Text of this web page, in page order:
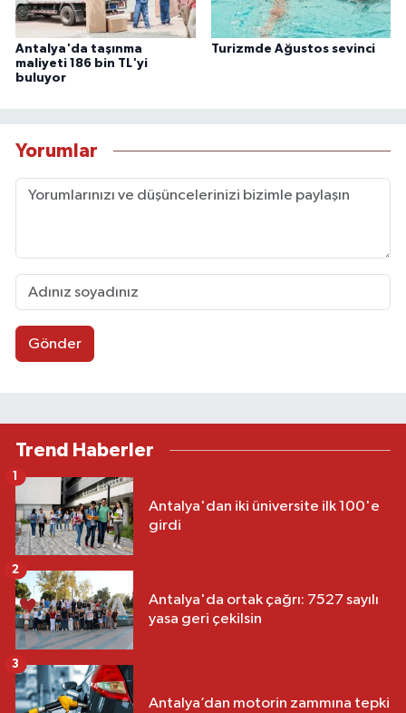
Antalya'da taşınma
maliyeti 186 bin TL'yi
buluyor
Turizmde Ağustos sevinci
Yorumlar
Gönder
Trend Haberler
Antalya'dan iki üniversite ilk 100'e
girdi
1
Antalya'da ortak çağrı: 7527 sayılı
yasa geri çekilsin
2
Antalya’dan motorin zammına tepki
3